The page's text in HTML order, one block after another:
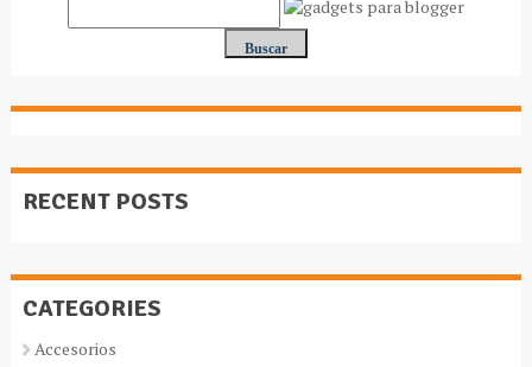
RECENT POSTS
CATEGORIES
Accesorios